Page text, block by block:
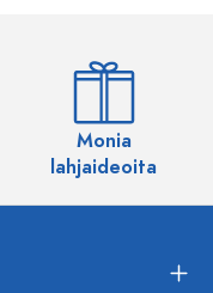
Monia
lahjaideoita